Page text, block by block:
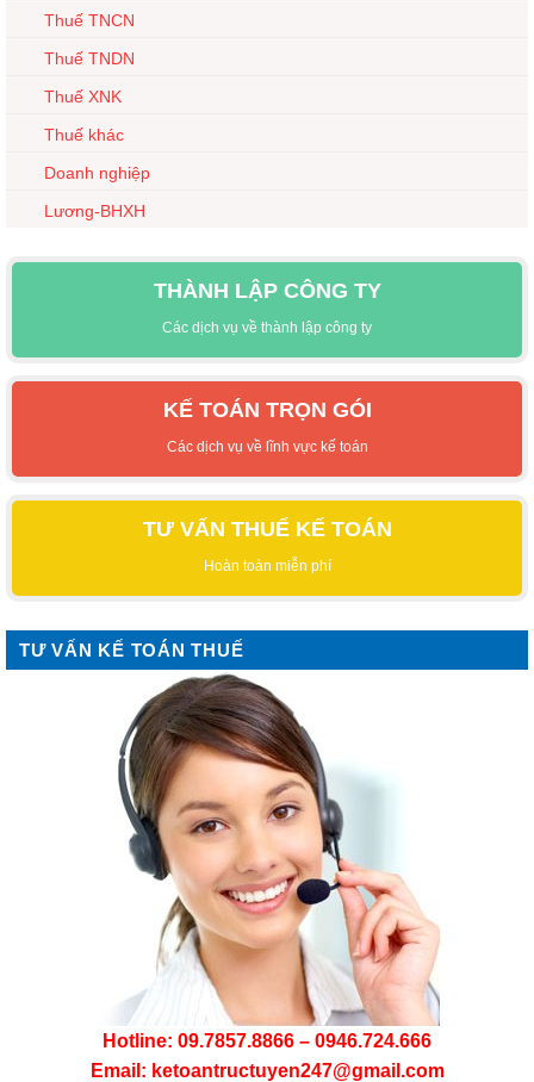
Thuế TNCN
Thuế TNDN
Thuế XNK
Thuế khác
Doanh nghiệp
Lương-BHXH
THÀNH LẬP CÔNG TY
Các dịch vụ về thành lập công ty
KẾ TOÁN TRỌN GÓI
Các dịch vụ về lĩnh vực kế toán
TƯ VẤN THUẾ KẾ TOÁN
Hoàn toàn miễn phí
TƯ VẤN KẾ TOÁN THUẾ
Hotline: 09.7857.8866 – 0946.724.666
Email: ketoantructuyen247@gmail.com